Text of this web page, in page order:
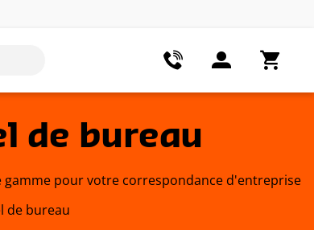
de bureau
gamme pour votre correspondance d'entreprise
de bureau